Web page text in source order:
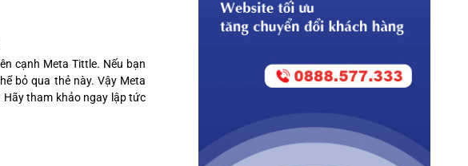
cạnh Meta Tittle. Nếu bạn
bỏ qua thẻ này. Vậy Meta
Hãy tham khảo ngay lập tức